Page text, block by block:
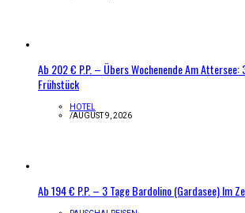
Ab 202 € P.P. – Übers Wochenende Am Attersee:
Frühstück
HOTEL
/AUGUST 9, 2026
Ab 194 € P.P. – 3 Tage Bardolino (Gardasee) Im